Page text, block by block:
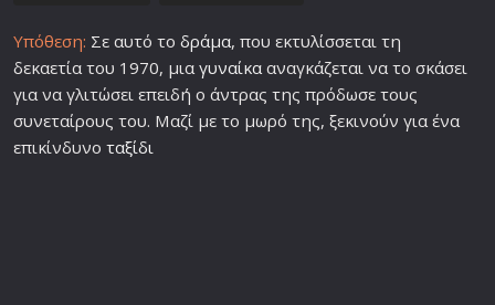
Υπόθεση: Σε αυτό το δράμα, που εκτυλίσσεται τη
δεκαετία του 1970, μιαγυναίκααναγκάζεται να το σκάσει
για να γλιτώσει επειδή ο άντρας της πρόδωσε τους
συνεταίρους του. Μαζί με το μωρό της, ξεκινούν για ένα
επικίνδυνο ταξίδι